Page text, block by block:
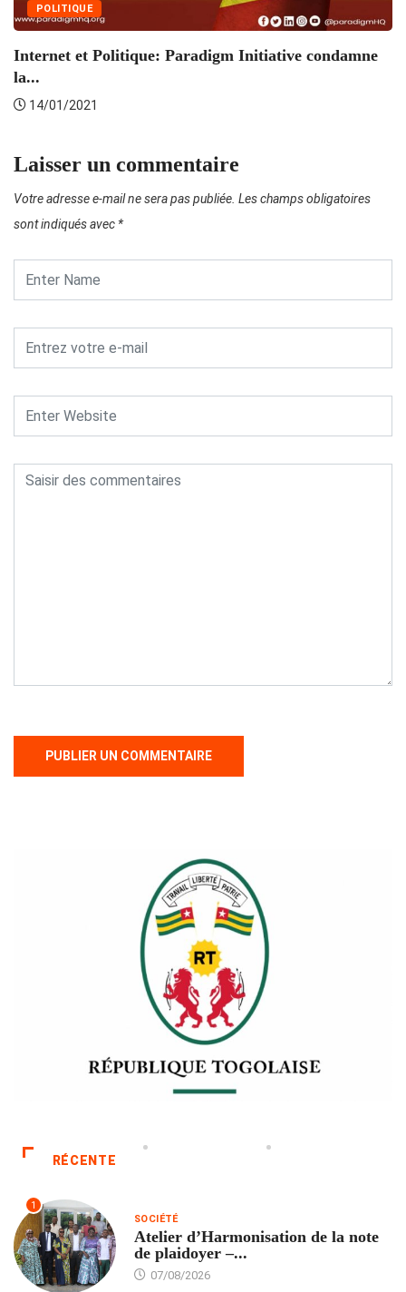
POLITIQUE
Internet et Politique: Paradigm Initiative condamne
la...
14/01/2021
Laisser un commentaire
Votre adresse e-mail ne sera pas publiée. Les champs obligatoires
sont indiqués avec *
RÉCENTE
1
SOCIÉTÉ
Atelier d’Harmonisation de la note
de plaidoyer –...
07/08/2026